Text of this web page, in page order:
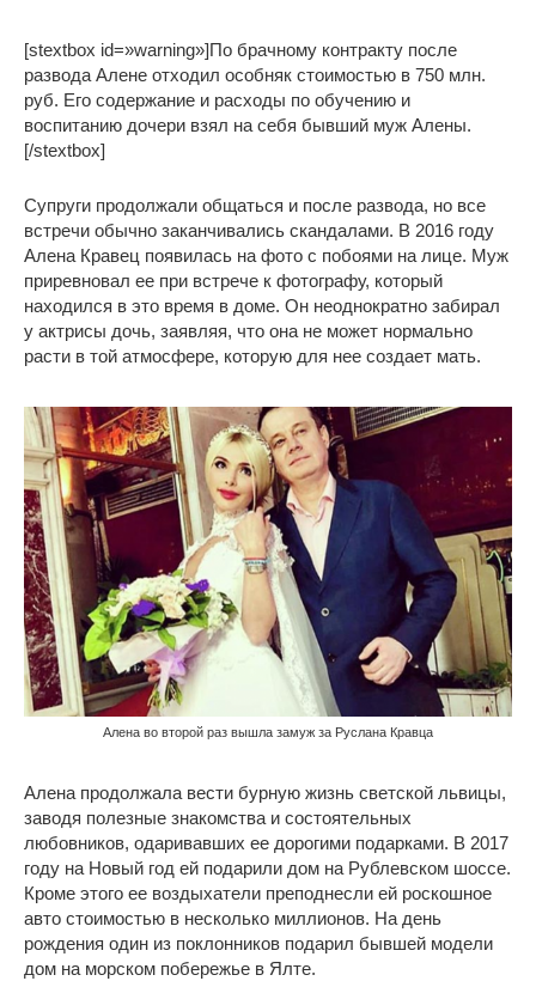
[stextbox id=»warning»]По брачному контракту после
развода Алене отходил особняк стоимостью в 750 млн.
руб. Его содержание и расходы по обучению и
воспитанию дочери взял на себя бывший муж Алены.
[/stextbox]
Супруги продолжали общаться и после развода, но все
встречи обычно заканчивались скандалами. В 2016 году
Алена Кравец появилась на фото с побоями на лице. Муж
приревновал ее при встрече к фотографу, который
находился в это время в доме. Он неоднократно забирал
у актрисы дочь, заявляя, что она не может нормально
расти в той атмосфере, которую для нее создает мать.
Алена во второй раз вышла замуж за Руслана Кравца
Алена продолжала вести бурную жизнь светской львицы,
заводя полезные знакомства и состоятельных
любовников, одаривавших ее дорогими подарками. В 2017
году на Новый год ей подарили дом на Рублевском шоссе.
Кроме этого ее воздыхатели преподнесли ей роскошное
авто стоимостью в несколько миллионов. На день
рождения один из поклонников подарил бывшей модели
дом на морском побережье в Ялте.